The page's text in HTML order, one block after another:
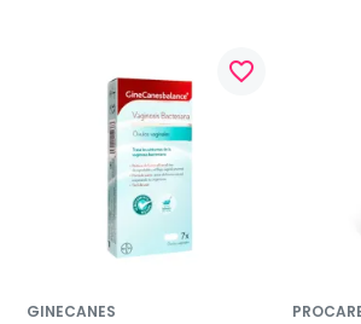
favorite_border
GINECANES